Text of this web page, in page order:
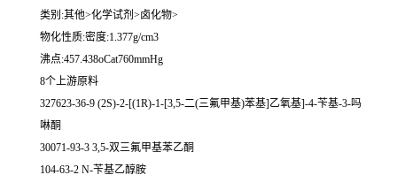
类别:其他>化学试剂>卤化物>
物化性质:密度:1.377g/cm3
沸点:457.438oCat760mmHg
8个上游原料
327623-36-9 (2S)-2-[(1R)-1-[3,5-二(三氟甲基)苯基]乙氧基]-4-苄基-3-吗
啉酮
30071-93-3 3,5-双三氟甲基苯乙酮
104-63-2 N-苄基乙醇胺